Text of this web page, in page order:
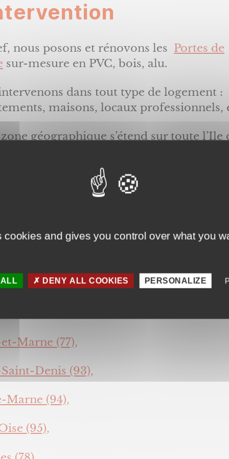
nous posons et rénovons les Portes de
sur-mesure en PVC, bois, alu.
dans tout type de logement :
maisons, locaux professionnels,
géographique s’étend sur toute l’Ile
principalement dans le
ou se situe notre société (6 rue de
Seine (92)
Marne (77),
Denis (93),
Marne (94),
(95),
cookies and gives you control over what you
DENY ALL COOKIES PERSONALIZE